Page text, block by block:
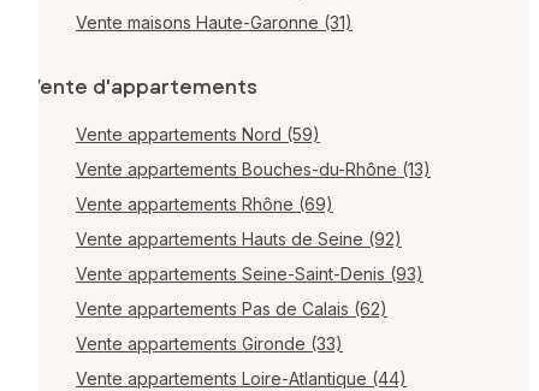
Vente maisons Haute-Garonne (31)
Vente d'appartements
Vente appartements Nord (59)
Vente appartements Bouches-du-Rhône (13)
Vente appartements Rhône (69)
Vente appartements Hauts de Seine (92)
Vente appartements Seine-Saint-Denis (93)
Vente appartements Pas de Calais (62)
Vente appartements Gironde (33)
Vente appartements Loire-Atlantique (44)